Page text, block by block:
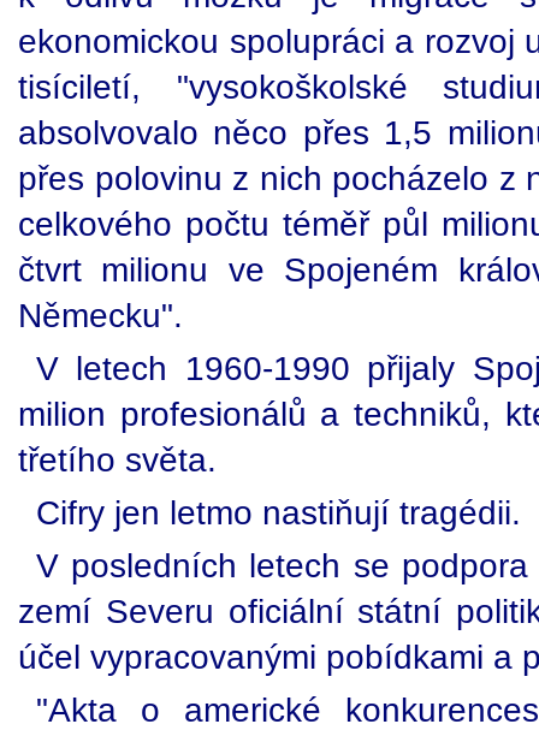
ekonomickou spolupráci a rozvoj
tisíciletí, "vysokoškolské
absolvovalo něco přes 1,5
přes polovinu z nich pocházelo z
celkového počtu téměř půl
čtvrt milionu ve Spojeném
Německu".
V letech 1960-1990 přijaly
milion profesionálů a techniků,
třetího světa.
Cifry jen letmo nastiňují tragédii.
V posledních letech se
zemí Severu oficiální státní
účel vypracovanými pobídkami a
"Akta o americké